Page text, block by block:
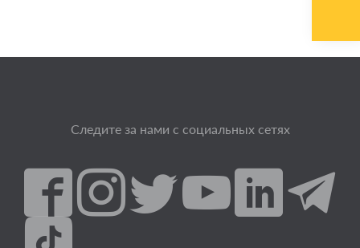
Следите за нами с социальных сетях